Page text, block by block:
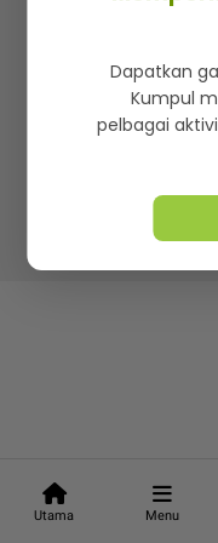
Utama Menu
Terma &
Hakcipta
Dapatkan
Kumpul
pelbagai